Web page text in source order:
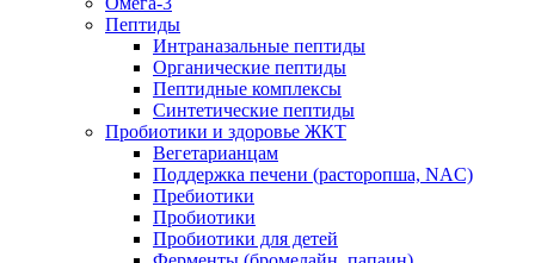
Пептиды
Интраназальные пептиды
Органические пептиды
Пептидные комплексы
Синтетические пептиды
Пробиотики и здоровье ЖКТ
Вегетарианцам
Поддержка печени (расторопша, NAC)
Пребиотики
Пробиотики
Пробиотики для детей